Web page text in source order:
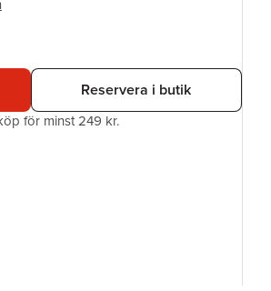
Reservera i butik
för minst 249 kr.